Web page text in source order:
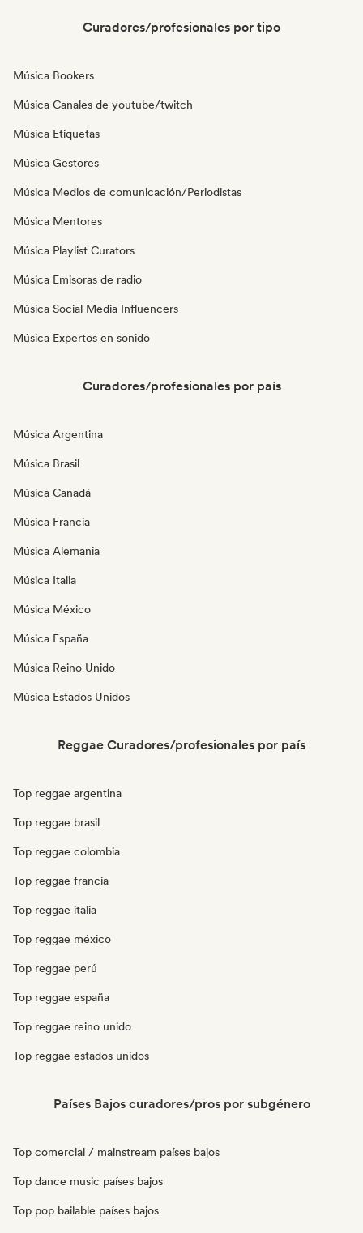
Curadores/profesionales por tipo
Música Bookers
Música Canales de youtube/twitch
Música Etiquetas
Música Gestores
Música Medios de comunicación/Periodistas
Música Mentores
Música Playlist Curators
Música Emisoras de radio
Música Social Media Influencers
Música Expertos en sonido
Curadores/profesionales por país
Música Argentina
Música Brasil
Música Canadá
Música Francia
Música Alemania
Música Italia
Música México
Música España
Música Reino Unido
Música Estados Unidos
Reggae Curadores/profesionales por país
Top reggae argentina
Top reggae brasil
Top reggae colombia
Top reggae francia
Top reggae italia
Top reggae méxico
Top reggae perú
Top reggae españa
Top reggae reino unido
Top reggae estados unidos
Países Bajos curadores/pros por subgénero
Top comercial / mainstream países bajos
Top dance music países bajos
Top pop bailable países bajos